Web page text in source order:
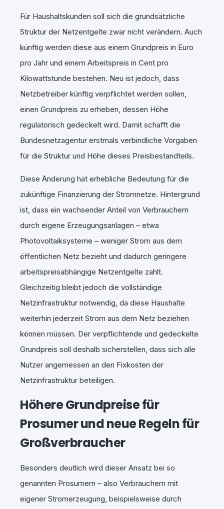
Für Haushaltskunden soll sich die grundsätzliche
Struktur der Netzentgelte zwar nicht verändern. Auch
künftig werden diese aus einem Grundpreis in Euro
pro Jahr und einem Arbeitspreis in Cent pro
Kilowattstunde bestehen. Neu ist jedoch, dass
Netzbetreiber künftig verpflichtet werden sollen,
einen Grundpreis zu erheben, dessen Höhe
regulatorisch gedeckelt wird. Damit schafft die
Bundesnetzagentur erstmals verbindliche Vorgaben
für die Struktur und Höhe dieses Preisbestandteils.
Diese Änderung hat erhebliche Bedeutung für die
zukünftige Finanzierung der Stromnetze. Hintergrund
ist, dass ein wachsender Anteil von Verbrauchern
durch eigene Erzeugungsanlagen – etwa
Photovoltaiksysteme – weniger Strom aus dem
öffentlichen Netz bezieht und dadurch geringere
arbeitspreisabhängige Netzentgelte zahlt.
Gleichzeitig bleibt jedoch die vollständige
Netzinfrastruktur notwendig, da diese Haushalte
weiterhin jederzeit Strom aus dem Netz beziehen
können müssen. Der verpflichtende und gedeckelte
Grundpreis soll deshalb sicherstellen, dass sich alle
Nutzer angemessen an den Fixkosten der
Netzinfrastruktur beteiligen.
Höhere Grundpreise für
Prosumer und neue Regeln für
Großverbraucher
Besonders deutlich wird dieser Ansatz bei so
genannten Prosumern – also Verbrauchern mit
eigener Stromerzeugung, beispielsweise durch